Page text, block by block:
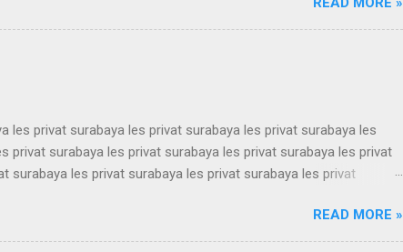
les privat terdekat guru les privat terdekat guru les privat
les privat terdekat guru les privat terdekat guru les privat
les privat terdekat guru les privat terdekat guru les privat
les pri...
les privat surabaya les privat surabaya les privat surabaya les
privat surabaya les privat surabaya les privat surabaya les privat
surabaya les privat surabaya les privat surabaya les privat
surabaya les privat surabaya les privat surabaya les privat
surabaya les privat surabaya les privat surabaya les privat
READ MORE »